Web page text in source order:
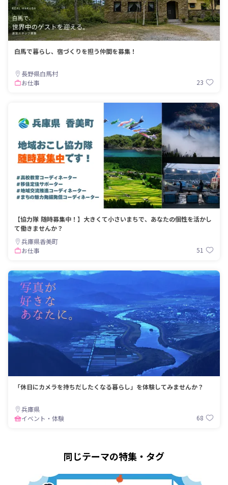
白馬で暮らし、宿づくりを担う仲間を募集！
長野県白馬村
お仕事
23
【協力隊 随時募集中！】大きくて小さいまちで、あなたの個性を活かし
て働きませんか？
兵庫県香美町
お仕事
51
「休日にカメラを持ちだしたくなる暮らし」を体験してみませんか？
兵庫県
イベント・体験
68
同じテーマの特集・タグ